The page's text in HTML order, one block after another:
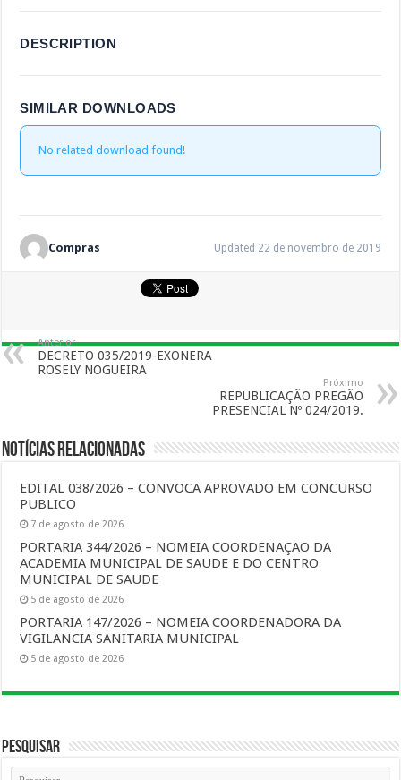
DESCRIPTION
SIMILAR DOWNLOADS
No related download found!
Compras Updated 22 de novembro de 2019
Anterior
DECRETO 035/2019-EXONERA
ROSELY NOGUEIRA
Próximo
REPUBLICAÇÃO PREGÃO
PRESENCIAL Nº 024/2019.
Notícias Relacionadas
EDITAL 038/2026 – CONVOCA APROVADO EM CONCURSO
PUBLICO
7 de agosto de 2026
PORTARIA 344/2026 – NOMEIA COORDENAÇAO DA
ACADEMIA MUNICIPAL DE SAUDE E DO CENTRO
MUNICIPAL DE SAUDE
5 de agosto de 2026
PORTARIA 147/2026 – NOMEIA COORDENADORA DA
VIGILANCIA SANITARIA MUNICIPAL
5 de agosto de 2026
Pesquisar